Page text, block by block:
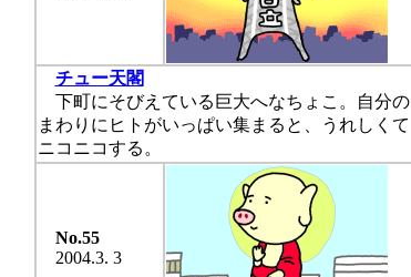
チュー天閣
下町にそびえている巨大へなちょこ。自分の
まわりにヒトがいっぱい集まると、うれしくて
ニコニコする。
No.55
2004.3. 3